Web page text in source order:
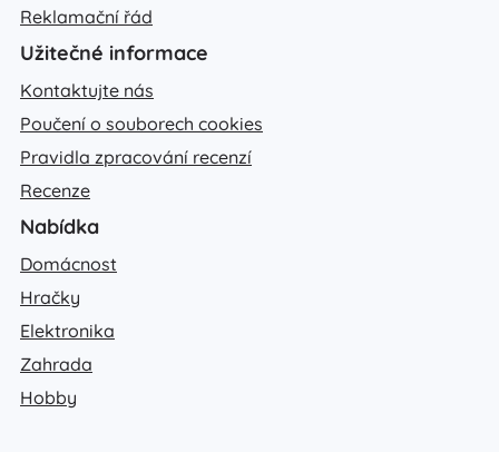
Reklamační řád
Užitečné informace
Kontaktujte nás
Poučení o souborech cookies
Pravidla zpracování recenzí
Recenze
Nabídka
Domácnost
Hračky
Elektronika
Zahrada
Hobby